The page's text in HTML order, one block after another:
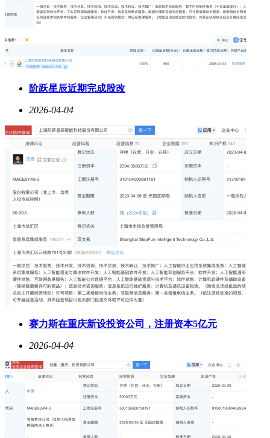
阶跃星辰近期完成股改
2026-04-04
赛力斯在重庆新设投资公司，注册资本5亿元
2026-04-04